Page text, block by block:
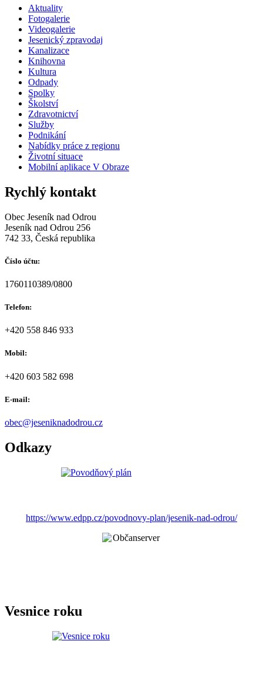
Aktuality
Fotogalerie
Videogalerie
Jesenický zpravodaj
Kanalizace
Knihovna
Kultura
Odpady
Spolky
Školství
Zdravotnictví
Služby
Podnikání
Nabídky práce z regionu
Životní situace
Mobilní aplikace V Obraze
Rychlý kontakt
Obec Jeseník nad Odrou
Jeseník nad Odrou 256
742 33, Česká republika
Číslo účtu:
1760110389/0800
Telefon:
+420 558 846 933
Mobil:
+420 603 582 698
E-mail:
obec@jeseniknadodrou.cz
Odkazy
https://www.edpp.cz/povodnovy-plan/jesenik-nad-odrou/
Vesnice roku